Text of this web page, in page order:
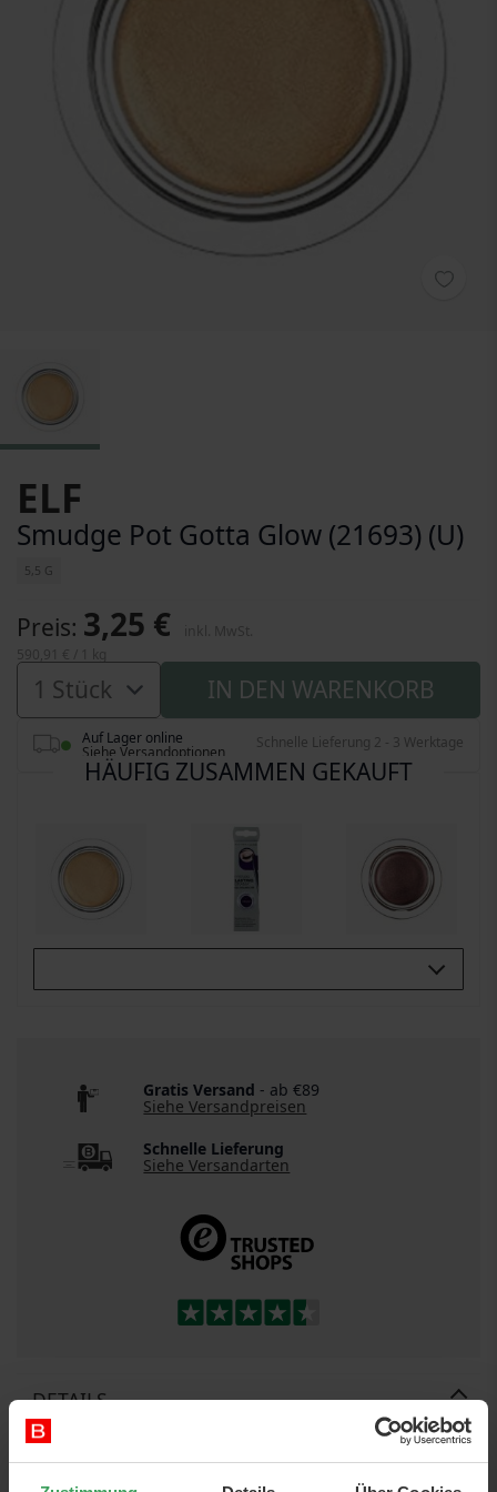
DETAILS
Artikelnr.:
ELF
Smudge Pot Gotta Glow (21693) (U)
5,5 G
Preis 3,25 €
IN DEN WARENKORB
Auf Lager online
Siehe Versandoptionen
Schnelle Lieferung 2 - 3 Werktage
HÄUFIG ZUSAMMEN GEKAUFT
Gratis Versand - ab €89
Siehe Versandpreisen
Schnelle Lieferung
Siehe Versandarten